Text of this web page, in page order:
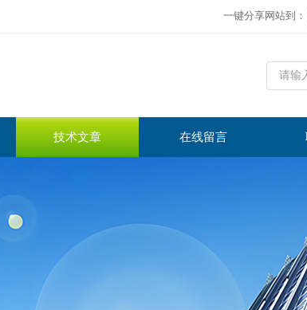
一键分享网站到：
技术文章 在线留言